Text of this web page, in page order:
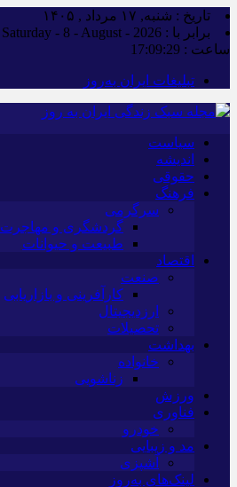
تاریخ : شنبه, ۱۷ مرداد , ۱۴۰۵
برابر با : Saturday - 8 - August - 2026
ساعت : 17:09:30
تبلیغات ایران به‌روز
سیاست
اندیشه
حقوقی
فرهنگ
سرگرمی
گردشگری و مهاجرت
طبیعت و حیوانات
اقتصاد
صنعت
کارآفرینی و بازاریابی
ارزدیجیتال
تحصیلات
بهداشت
خانواده
زناشویی
ورزش
فناوری
خودرو
مد و زیبایی
آشپزی
لینک‌های به‌روز